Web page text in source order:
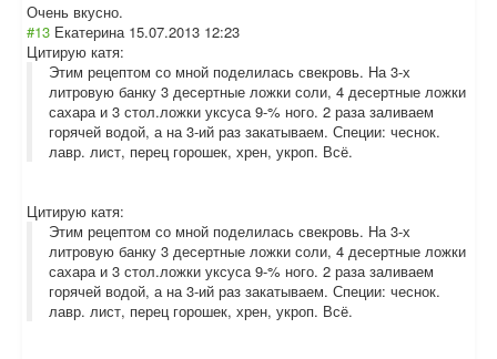
Очень вкусно.
#13 Екатерина 15.07.2013 12:23
Цитирую катя:
Этим рецептом со мной поделилась свекровь. На 3-х
литровую банку 3 десертные ложки соли, 4 десертные ложки
сахара и 3 стол.ложки уксуса 9-% ного. 2 раза заливаем
горячей водой, а на 3-ий раз закатываем. Специи: чеснок.
лавр. лист, перец горошек, хрен, укроп. Всё.
Цитирую катя:
Этим рецептом со мной поделилась свекровь. На 3-х
литровую банку 3 десертные ложки соли, 4 десертные ложки
сахара и 3 стол.ложки уксуса 9-% ного. 2 раза заливаем
горячей водой, а на 3-ий раз закатываем. Специи: чеснок.
лавр. лист, перец горошек, хрен, укроп. Всё.